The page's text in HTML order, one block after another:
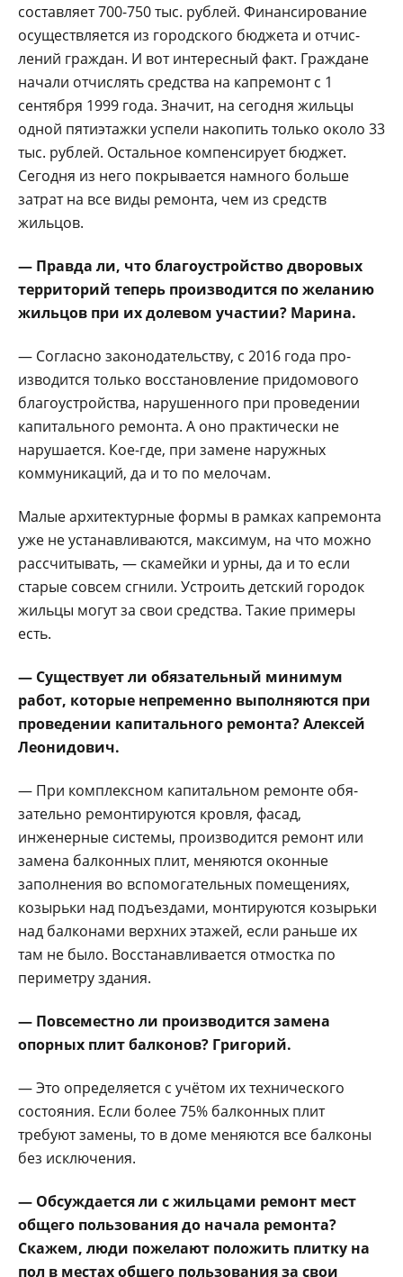
составляет 700-750 тыс. рублей. Финансирование
осуществляется из город­ского бюджета и отчис­
лений граждан. И вот ин­тересный факт. Гражда­не
начали отчислять сред­ства на капремонт с 1
сентября 1999 года. Значит, на сегодня жильцы
одной пя­тиэтажки успели накопить только около 33
тыс. ру­блей. Остальное компен­сирует бюджет.
Сегодня из него покрывается намного больше
затрат на все виды ремонта, чем из средств
жильцов.
— Правда ли, что благоустройство дворовых
территорий теперь производится по желанию
жильцов при их долевом уча­стии? Марина.
— Согласно законода­тельству, с 2016 года про­
изводится только восста­новление придомового
бла­гоустройства, нарушенно­го при проведении
капи­тального ремонта. А оно практически не
нарушает­ся. Кое-где, при замене на­ружных
коммуникаций, да и то по мелочам.
Малые архитектур­ные формы в рамках капремонта
уже не уста­навливаются, максимум, на что можно
рассчиты­вать, — скамейки и урны, да и то если
старые совсем сгнили. Устроить детский горо­док
жильцы могут за свои средства. Такие приме­ры
есть.
— Существует ли обязательный ми­нимум
работ, которые непременно выполня­ются при
проведении капитального ремонта? Алексей
Леонидович.
— При комплексном ка­питальном ремонте обя­
зательно ремонтируются кровля, фасад,
инженерные системы, производится ре­монт или
замена балкон­ных плит, меняются окон­ные
заполнения во вспо­могательных помещени­ях,
козырьки над подъезда­ми, монтируются козырь­ки
над балконами верхних этажей, если раньше их
там не было. Восстанавлива­ется отмостка по
периме­тру здания.
— Повсеместно ли производится за­мена
опорных плит балконов? Григорий.
— Это определяется с учётом их технического
состояния. Если более 75% балконных плит
требуют замены, то в доме меня­ются все балконы
без ис­ключения.
— Обсуждается ли с жильцами ремонт мест
общего пользова­ния до начала ремон­та?
Скажем, люди поже­лают положить плитку на
пол в местах общего пользования за свои